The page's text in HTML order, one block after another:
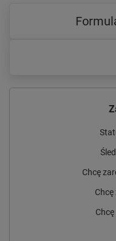
Chcę